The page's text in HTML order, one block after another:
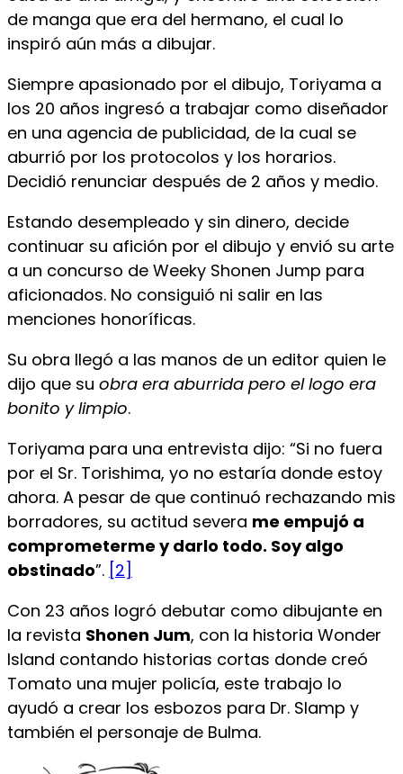
de manga que era del hermano, el cual lo
inspiró aún más a dibujar.
Siempre apasionado por el dibujo, Toriyama a
los 20 años ingresó a trabajar como diseñador
en una agencia de publicidad, de la cual se
aburrió por los protocolos y los horarios.
Decidió renunciar después de 2 años y medio.
Estando desempleado y sin dinero, decide
continuar su afición por el dibujo y envió su arte
a un concurso de Weeky Shonen Jump para
aficionados. No consiguió ni salir en las
menciones honoríficas.
Su obra llegó a las manos de un editor quien le
dijo que su obra era aburrida pero el logo era
bonito y limpio.
Toriyama para una entrevista dijo: “Si no fuera
por el Sr. Torishima, yo no estaría donde estoy
ahora. A pesar de que continuó rechazando mis
borradores, su actitud severa me empujó a
comprometerme y darlo todo. Soy algo
obstinado”. [2]
Con 23 años logró debutar como dibujante en
la revista Shonen Jum, con la historia Wonder
Island contando historias cortas donde creó
Tomato una mujer policía, este trabajo lo
ayudó a crear los esbozos para Dr. Slamp y
también el personaje de Bulma.